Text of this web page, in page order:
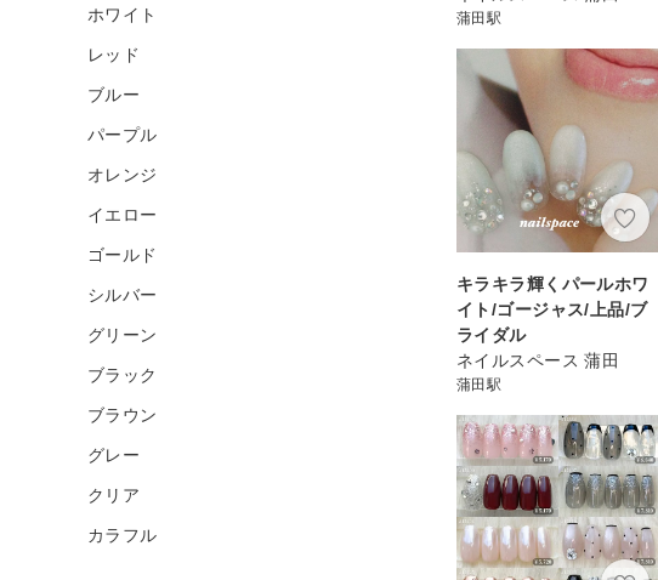
蒲田駅
キラキラ輝くパールホワ
イト/ゴージャス/上品/ブ
ライダル
ネイルスペース 蒲田
蒲田駅
ホワイト
レッド
ブルー
パープル
オレンジ
イエロー
ゴールド
シルバー
グリーン
ブラック
ブラウン
グレー
クリア
カラフル